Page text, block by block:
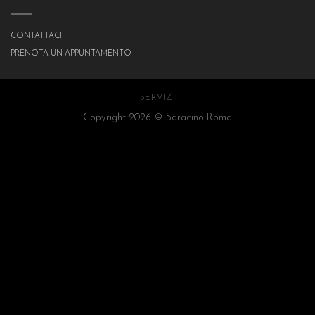
CONTATTACI
PRENOTA UN APPUNTAMENTO
SERVIZI
Copyright 2026 © Saracino Roma